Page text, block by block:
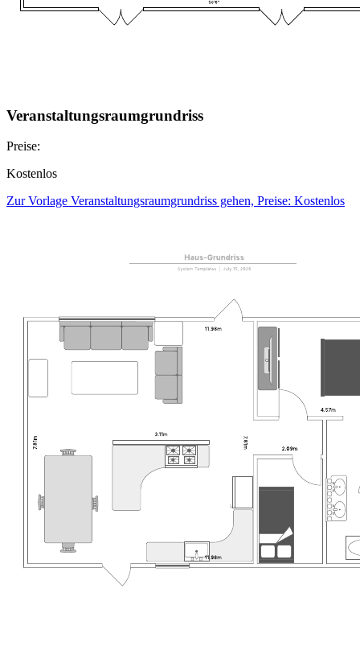
Veranstaltungsraumgrundriss
Preise:
Kostenlos
Zur Vorlage Veranstaltungsraumgrundriss gehen, Preise: Kostenlos